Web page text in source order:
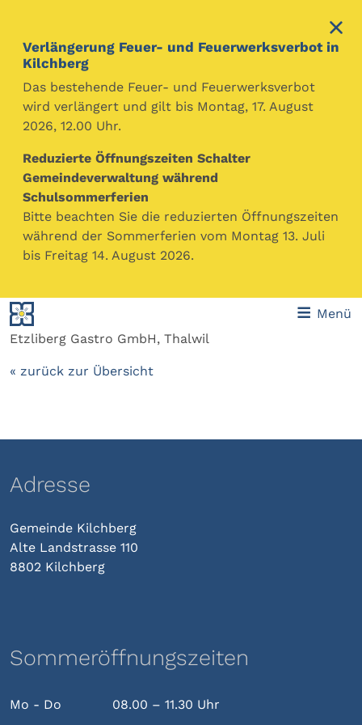
Verlängerung Feuer- und Feuerwerksverbot in
Kilchberg
Das bestehende Feuer- und Feuerwerksverbot
wird verlängert und gilt bis Montag, 17. August
2026, 12.00 Uhr.
Reduzierte Öffnungszeiten Schalter
Gemeindeverwaltung während
Schulsommerferien
Bitte beachten Sie die reduzierten Öffnungszeiten
während der Sommerferien vom Montag 13. Juli
bis Freitag 14. August 2026.
Menü
Eva Chicherio
Partei: Vereinigung der Parteilosen
Funktion:Mitglied Sozialkommission
Berufliche Tätigkeit:
Dipl. Hotelière HF, Fachfrau
Finanz- und Rechnungswesen mit eidg. Fachausweis
Organstellung in und wesentliche Beteiligungen an
Organisationen des privaten Rechts:
Etzliberg Gastro GmbH, Thalwil
« zurück zur Übersicht
Adresse
Gemeinde Kilchberg
Alte Landstrasse 110
8802 Kilchberg
Sommeröffnungszeiten
Mo - Do
08.00 – 11.30 Uhr